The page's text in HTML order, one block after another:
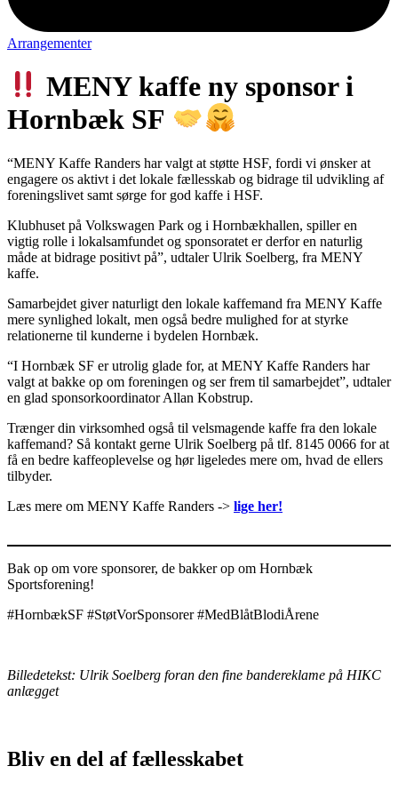
Arrangementer
MENY kaffe ny sponsor i
Hornbæk SF
“MENY Kaffe Randers har valgt at støtte HSF, fordi vi ønsker at
engagere os aktivt i det lokale fællesskab og bidrage til udvikling af
foreningslivet samt sørge for god kaffe i HSF.
Klubhuset på Volkswagen Park og i Hornbækhallen, spiller en
vigtig rolle i lokalsamfundet og sponsoratet er derfor en naturlig
måde at bidrage positivt på”, udtaler Ulrik Soelberg, fra MENY
kaffe.
Samarbejdet giver naturligt den lokale kaffemand fra MENY Kaffe
mere synlighed lokalt, men også bedre mulighed for at styrke
relationerne til kunderne i bydelen Hornbæk.
“I Hornbæk SF er utrolig glade for, at MENY Kaffe Randers har
valgt at bakke op om foreningen og ser frem til samarbejdet”, udtaler
en glad sponsorkoordinator Allan Kobstrup.
Trænger din virksomhed også til velsmagende kaffe fra den lokale
kaffemand? Så kontakt gerne Ulrik Soelberg på tlf. 8145 0066 for at
få en bedre kaffeoplevelse og hør ligeledes mere om, hvad de ellers
tilbyder.
Læs mere om MENY Kaffe Randers -> lige her!
Bak op om vore sponsorer, de bakker op om Hornbæk
Sportsforening!
#HornbækSF #StøtVorSponsorer #MedBlåtBlodiÅrene
Billedetekst: Ulrik Soelberg foran den fine bandereklame på HIKC
anlægget
Bliv en del af fællesskabet